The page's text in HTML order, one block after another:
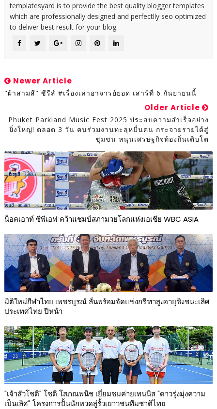
templatesyard is to provide the best quality blogger templates
which are professionally designed and perfectlly seo optimized
to deliver best result for your blog.
Newer Article
"ผ้าสามสี" ซีรีส์ #เรื่องเล่าอาจารย์ยอด เสาร์ที่ 6 กันยายนนี้
Older Article
Phuket Parkland Music Fest 2025 ประสบความสำเร็จอย่าง
ยิ่งใหญ่! ตลอด 3 วัน คนร่วมงานทะลุหมื่นคน กระจายรายได้สู่
ชุมชน หนุนเศรษฐกิจท้องถิ่นเติบโต
น็อคเอาท์ ซีพีเอฟ คว้าแชมป์สภามวยโลกแห่งเอเชีย WBC ASIA
มิติใหม่กีฬาไทย เพชรบูรณ์ ลั่นพร้อมจัดแข่งกรีฑาสูงอายุชิงชนะเลิศ
ประเทศไทย ปีหน้า
"เจ้าสัวโชติ" โชติ โสภณพนิช เยี่ยมชมค่ายเทนนิส "ดาวรุ่งมุ่งความ
เป็นเลิศ" โครงการปั้นนักหวดสู่รั้วเยาวชนทีมชาติไทย